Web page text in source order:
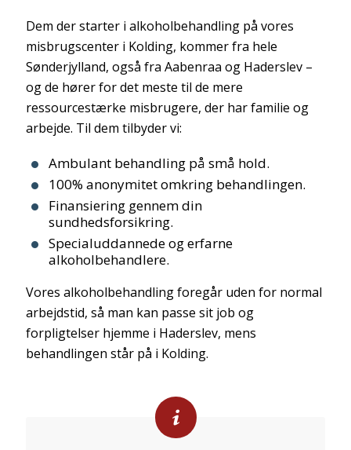
Dem der starter i alkoholbehandling på vores
misbrugscenter i Kolding, kommer fra hele
Sønderjylland, også fra Aabenraa og Haderslev –
og de hører for det meste til de mere
ressourcestærke misbrugere, der har familie og
arbejde. Til dem tilbyder vi:
Ambulant behandling på små hold.
100% anonymitet omkring behandlingen.
Finansiering gennem din
sundhedsforsikring.
Specialuddannede og erfarne
alkoholbehandlere.
Vores alkoholbehandling foregår uden for normal
arbejdstid, så man kan passe sit job og
forpligtelser hjemme i Haderslev, mens
behandlingen står på i Kolding.